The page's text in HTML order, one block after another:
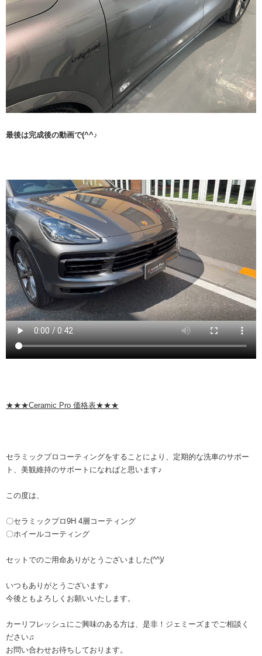
最後は完成後の動画で(^^♪
★★★Ceramic Pro 価格表★★★
セラミックプロコーティングをすることにより、定期的な洗車のサポー
ト、美観維持のサポートになればと思います♪
この度は、
〇セラミックプロ9H 4層コーティング
〇ホイールコーティング
セットでのご用命ありがとうございました(^^)/
いつもありがとうございます♪
今後ともよろしくお願いいたします。
カーリフレッシュにご興味のある方は、是非！ジェミーズまでご相談く
ださい♫
お問い合わせお待ちしております。